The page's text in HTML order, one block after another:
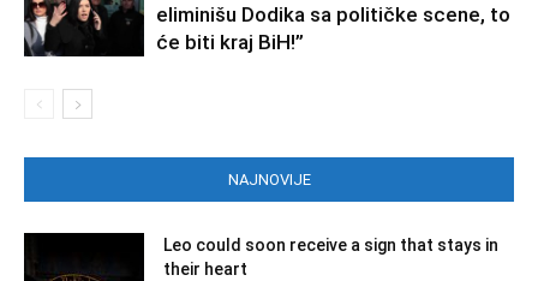
eliminišu Dodika sa političke scene, to
će biti kraj BiH!”
NAJNOVIJE
Leo could soon receive a sign that stays in
their heart